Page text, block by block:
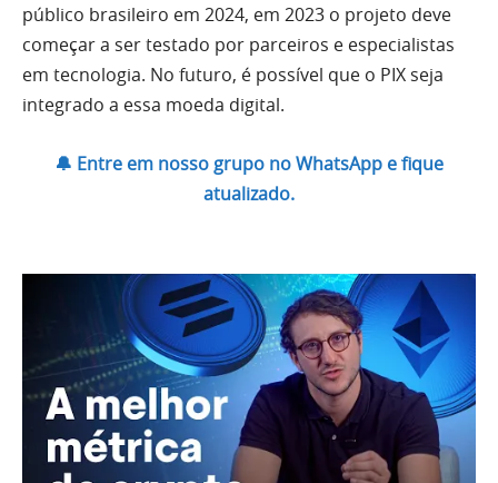
público brasileiro em 2024, em 2023 o projeto deve
começar a ser testado por parceiros e especialistas
em tecnologia. No futuro, é possível que o PIX seja
integrado a essa moeda digital.
🔔 Entre em nosso grupo no WhatsApp e fique
atualizado.